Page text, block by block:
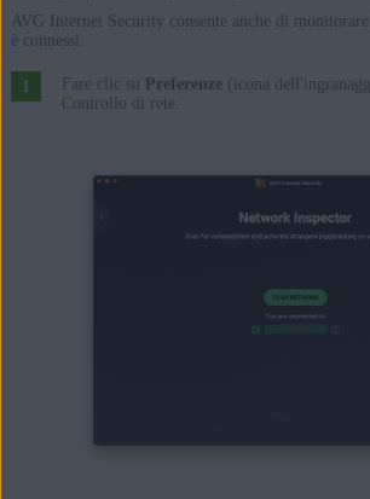
AVG Internet Security consente anche di
è connessi:
Fare clic su Preferenze(icona
Controllo di rete.